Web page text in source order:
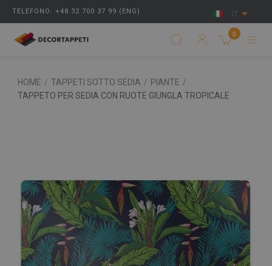
TELEFONO: +48 32 700 37 99 (ENG)
0
HOME / TAPPETI SOTTO SEDIA / PIANTE /
TAPPETO PER SEDIA CON RUOTE GIUNGLA TROPICALE